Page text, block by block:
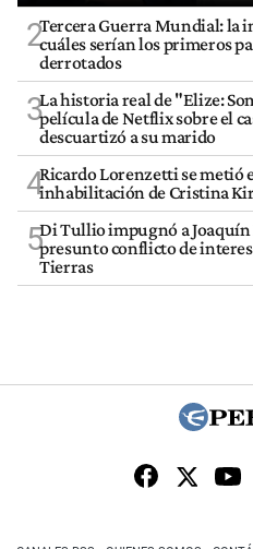
2Tercera Guerra Mundial: la
cuáles serían los primeros
derrotados
3La historia real de "Elize:
película de Netflix sobre el
descuartizó a su marido
4Ricardo Lorenzetti se metió
inhabilitación de Cristina
5Di Tullio impugnó a Joaquín
presunto conflicto de
Tierras